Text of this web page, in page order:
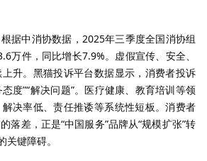
据中消协数据，2025年三季度全国消协组
万件，同比增长7.9%。虚假宣传、安全、
升。黑猫投诉平台数据显示，消费者投诉
度”“解决问题”。医疗健康、教育培训等领
决率低、责任推诿等系统性短板。消费者
落差，正是“中国服务”品牌从“规模扩张”转
关键障碍。